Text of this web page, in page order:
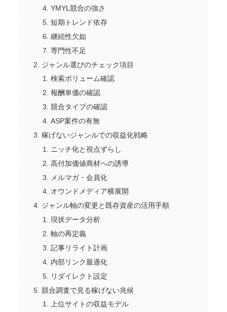
YMYL競合の強さ
短期トレンド依存
継続性欠如
専門性不足
ジャンル選びのチェック項目
検索ボリューム確認
報酬単価の確認
競合タイプの確認
ASP案件の有無
稼げないジャンルでの収益化戦略
ニッチ化と視点ずらし
高付加価値商材への誘導
メルマガ・会員化
オウンドメディア横展開
ジャンル軸の変更と既存資産の活用手順
現状データ分析
軸の再定義
記事リライト計画
内部リンク最適化
リダイレクト設定
競合調査で見る稼げない兆候
上位サイトの収益モデル